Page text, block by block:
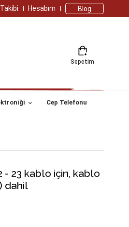
Hesabım Blog
Sepetim
Cep Telefonu
- 23 kablo için, kablo
dahil